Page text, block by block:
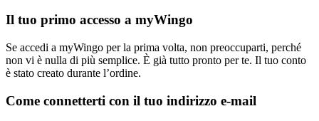
Il tuo primo accesso a myWingo
Se accedi a myWingo per la prima volta, non preoccuparti, perché
non vi è nulla di più semplice. È già tutto pronto per te. Il tuo conto
è stato creato durante l’ordine.
Come connetterti con il tuo indirizzo e-mail